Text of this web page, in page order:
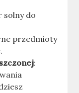
do
przedmioty
.
: